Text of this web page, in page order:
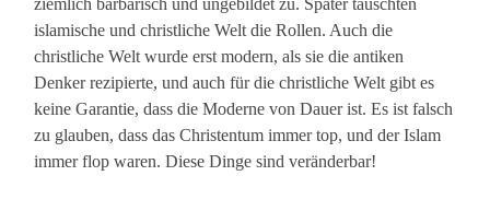
ziemlich barbarisch und ungebildet zu. Später tauschten
islamische und christliche Welt die Rollen. Auch die
christliche Welt wurde erst modern, als sie die antiken
Denker rezipierte, und auch für die christliche Welt gibt es
keine Garantie, dass die Moderne von Dauer ist. Es ist falsch
zu glauben, dass das Christentum immer top, und der Islam
immer flop waren. Diese Dinge sind veränderbar!